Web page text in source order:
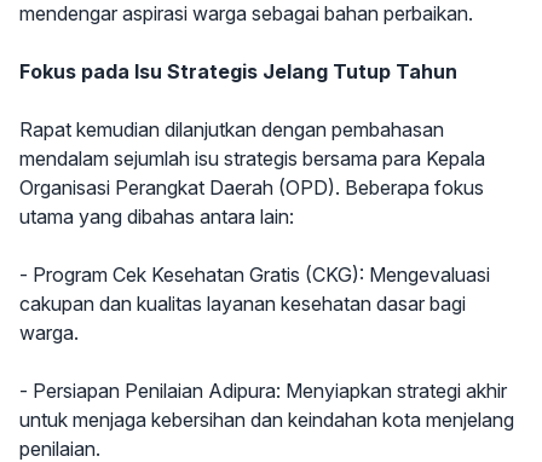
mendengar aspirasi warga sebagai bahan perbaikan.
Fokus pada Isu Strategis Jelang Tutup Tahun
Rapat kemudian dilanjutkan dengan pembahasan
mendalam sejumlah isu strategis bersama para Kepala
Organisasi Perangkat Daerah (OPD). Beberapa fokus
utama yang dibahas antara lain:
- Program Cek Kesehatan Gratis (CKG): Mengevaluasi
cakupan dan kualitas layanan kesehatan dasar bagi
warga.
- Persiapan Penilaian Adipura: Menyiapkan strategi akhir
untuk menjaga kebersihan dan keindahan kota menjelang
penilaian.